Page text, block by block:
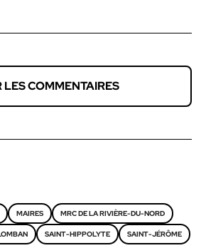
LES COMMENTAIRES
MAIRES MRC DE LA RIVIÈRE-DU-NORD
SAINT-HIPPOLYTE SAINT-JÉRÔME